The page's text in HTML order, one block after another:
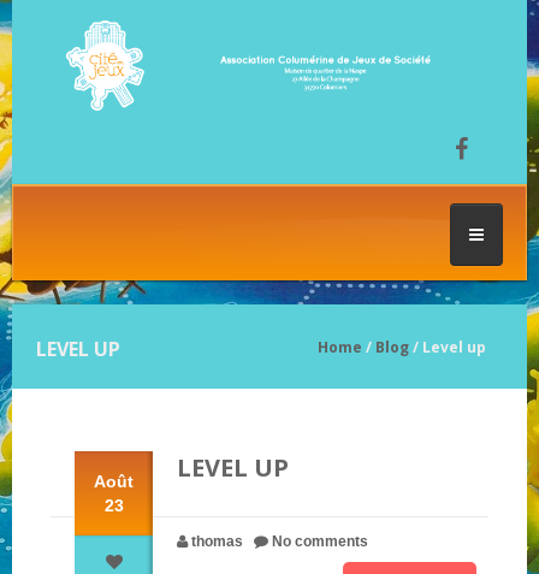
LES SÉANCES DE JEU
FESTIVAL DU JEU
NOS JEUX
LEVEL UP Home / Blog/ Level up
Août
23
LEVEL UP
thomas No comments